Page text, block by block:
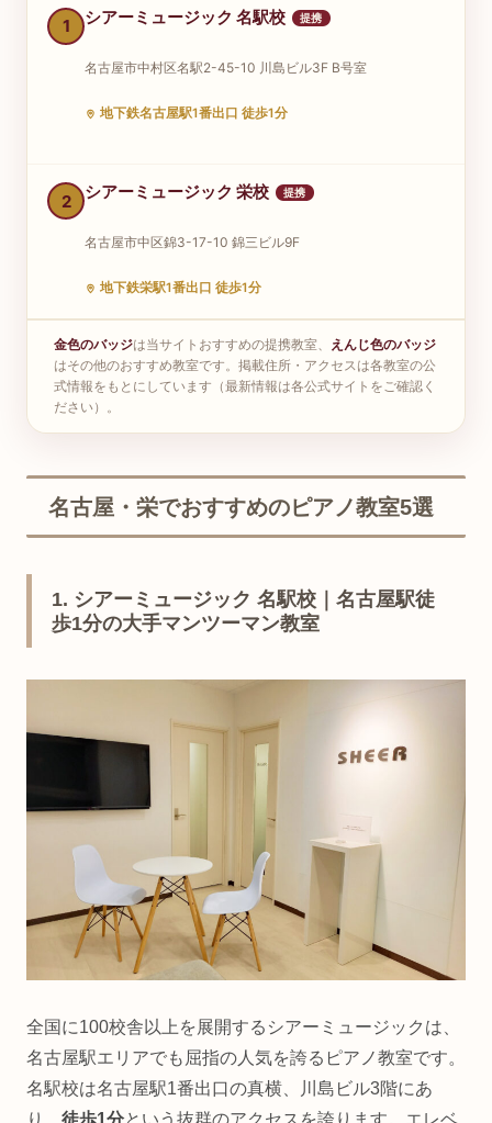
1 シアーミュージック 名駅校 提携
名古屋市中村区名駅2-45-10 川島ビル3F B号室
地下鉄名古屋駅1番出口 徒歩1分
2 シアーミュージック 栄校 提携
名古屋市中区錦3-17-10 錦三ビル9F
地下鉄栄駅1番出口 徒歩1分
3 EYS音楽教室 栄スタジオ 提携
名古屋市中区錦3-24-24 錦324ビル5F
ヤマハミュージックアベニュー栄
名古屋市中区栄3-6-20 辰晃ビル3F・4F
地下鉄栄駅16番出口 徒歩3分
カワイ音楽教室 栄センター
名古屋市中区錦3-15-15（カワイ名古屋2F）
地下鉄栄駅3番出口すぐ
金色のバッジは当サイトおすすめの提携教室、
えんじ色のバッジ
はその他のおすすめ教室です。掲載住所・アクセスは各教室の公
式情報をもとにしています（最新情報は各公式サイトをご確認く
ださい）。
名古屋・栄でおすすめのピアノ教室5選
1. シアーミュージック 名駅校｜名古屋駅徒
歩1分の大手マンツーマン教室
全国に100校舎以上を展開するシアーミュージックは、
名古屋駅エリアでも屈指の人気を誇るピアノ教室です。
名駅校は名古屋駅1番出口の真横、川島ビル3階にあ
り、 徒歩1分という抜群のアクセスを誇ります。エレベ